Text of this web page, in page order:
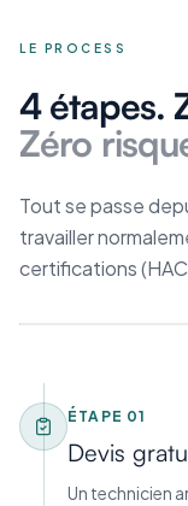
LE PROCESS
4 étapes.
Zéro
Tout se passe
travailler
certifications
ÉTAPE 01
Devis
Un technicien